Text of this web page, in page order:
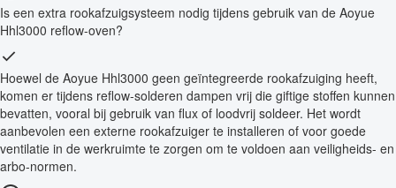
Is een extra rookafzuigsysteem nodig tijdens gebruik van de Aoyue
Hhl3000 reflow-oven?
Hoewel de Aoyue Hhl3000 geen geïntegreerde rookafzuiging heeft,
komen er tijdens reflow-solderen dampen vrij die giftige stoffen kunnen
bevatten, vooral bij gebruik van flux of loodvrij soldeer. Het wordt
aanbevolen een externe rookafzuiger te installeren of voor goede
ventilatie in de werkruimte te zorgen om te voldoen aan veiligheids- en
arbo-normen.